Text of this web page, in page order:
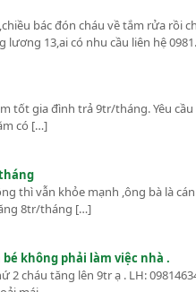
bác đón cháu về tắm rửa rồi
13,ai có nhu cầu liên hệ
tốt gia đình trả 9tr/tháng. Yêu
có […]
thì vẫn khỏe mạnh ,ông bà là
8tr/tháng […]
không phải làm việc nhà .
cháu tăng lên 9tr ạ . LH: